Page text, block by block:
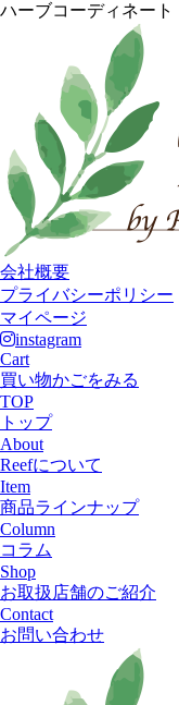
ハーブコーディネー
会社概要
プライバシーポリシー
マイページ
instagram
Cart
買い物かごをみる
TOP
トップ
About
Reefについて
Item
商品ラインナップ
Column
コラム
Shop
お取扱店舗のご紹介
Contact
お問い合わせ